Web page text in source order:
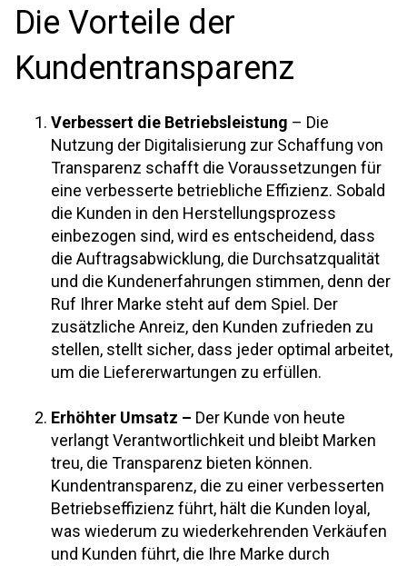
Die Vorteile der
Kundentransparenz
Verbessert die Betriebsleistung – Die
Nutzung der Digitalisierung zur Schaffung von
Transparenz schafft die Voraussetzungen für
eine verbesserte betriebliche Effizienz. Sobald
die Kunden in den Herstellungsprozess
einbezogen sind, wird es entscheidend, dass
die Auftragsabwicklung, die Durchsatzqualität
und die Kundenerfahrungen stimmen, denn der
Ruf Ihrer Marke steht auf dem Spiel. Der
zusätzliche Anreiz, den Kunden zufrieden zu
stellen, stellt sicher, dass jeder optimal arbeitet,
um die Liefererwartungen zu erfüllen.
Erhöhter Umsatz – Der Kunde von heute
verlangt Verantwortlichkeit und bleibt Marken
treu, die Transparenz bieten können.
Kundentransparenz, die zu einer verbesserten
Betriebseffizienz führt, hält die Kunden loyal,
was wiederum zu wiederkehrenden Verkäufen
und Kunden führt, die Ihre Marke durch